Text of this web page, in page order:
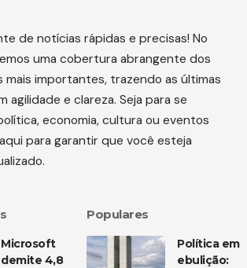
de notícias rápidas e precisas! No
uma cobertura abrangente dos
importantes, trazendo as últimas
agilidade e clareza. Seja para se
economia, cultura ou eventos
para garantir que você esteja
Microsoft
demite 4,8
Populares
Política em
ebulição: